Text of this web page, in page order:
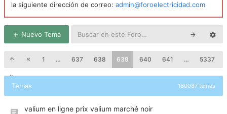
la siguiente dirección de correo: admin@foroelectricidad.com
Nuevo Tema
1 … 637 638 639 640 641 … 5337
Temas 160087 temas
valium en ligne prix valium marché noir